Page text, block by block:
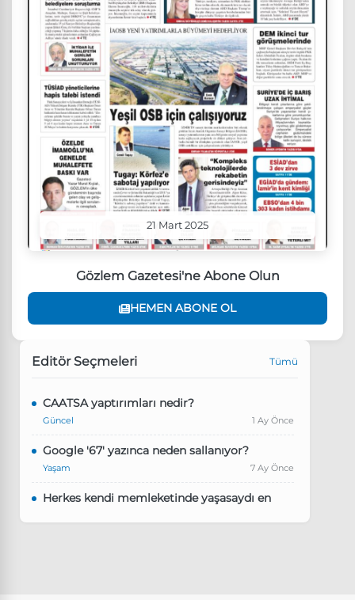
21 Mart 2025
Gözlem Gazetesi'ne Abone Olun
HEMEN ABONE OL
Editör Seçmeleri Tümü
CAATSA yaptırımları nedir?
Güncel 1 Ay Önce
Google '67' yazınca neden sallanıyor?
Yaşam 7 Ay Önce
Herkes kendi memleketinde yaşasaydı en